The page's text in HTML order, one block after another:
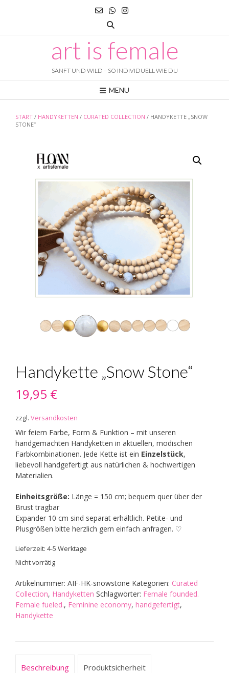
art is female
SANFT UND WILD – SO INDIVIDUELL WIE DU
MENU
START / HANDYKETTEN / CURATED COLLECTION / HANDYKETTE „SNOW
STONE“
Handykette „Snow Stone“
19,95 €
zzgl. Versandkosten
Wir feiern Farbe, Form & Funktion – mit unseren
handgemachten Handyketten in aktuellen, modischen
Farbkombinationen. Jede Kette ist ein Einzelstück,
liebevoll handgefertigt aus natürlichen & hochwertigen
Materialien.
Einheitsgröße: Länge = 150 cm; bequem quer über der
Brust tragbar
Expander 10 cm sind separat erhältlich. Petite- und
Plusgrößen bitte herzlich gern einfach anfragen. ♡
Lieferzeit: 4-5 Werktage
Nicht vorrätig
Artikelnummer: AIF-HK-snowstone Kategorien: Curated
Collection, Handyketten Schlagwörter: Female founded.
Female fueled., Feminine economy, handgefertigt,
Handykette
Beschreibung Produktsicherheit